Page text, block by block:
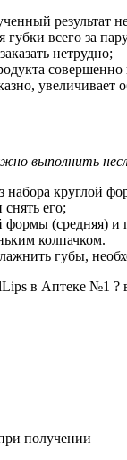
результат
всего за
нетрудно;
выполнить
набора круглой
его;
формы (средняя)
колпачком.
губы,
в Аптеке №1 ?
получении